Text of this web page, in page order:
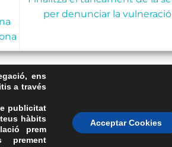
per denunciar la
·Política de Cookies·FAQs
CATALANA
ens
a través
publicitat
hàbits
prem
prement
Acceptar Cookies